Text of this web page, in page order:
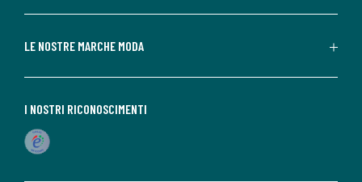
LE NOSTRE MARCHE MODA
I NOSTRI RICONOSCIMENTI